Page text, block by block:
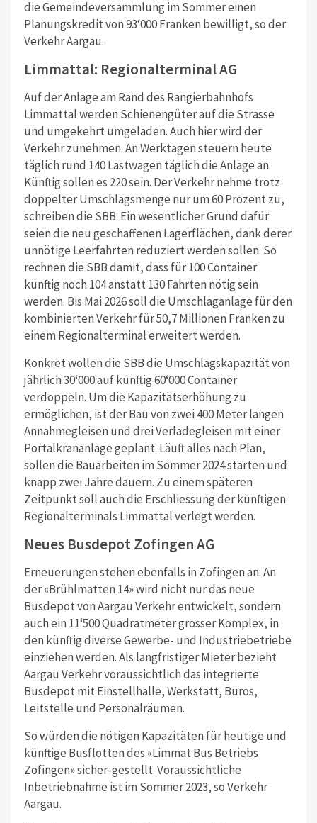
die Gemeindeversammlung im Sommer einen
Planungskredit von 93‘000 Franken bewilligt, so der
Verkehr Aargau.
Limmattal: Regionalterminal AG
Auf der Anlage am Rand des Rangierbahnhofs
Limmattal werden Schienengüter auf die Strasse
und umgekehrt umgeladen. Auch hier wird der
Verkehr zunehmen. An Werktagen steuern heute
täglich rund 140 Lastwagen täglich die Anlage an.
Künftig sollen es 220 sein. Der Verkehr nehme trotz
doppelter Umschlagsmenge nur um 60 Prozent zu,
schreiben die SBB. Ein wesentlicher Grund dafür
seien die neu geschaffenen Lagerflächen, dank derer
unnötige Leerfahrten reduziert werden sollen. So
rechnen die SBB damit, dass für 100 Container
künftig noch 104 anstatt 130 Fahrten nötig sein
werden. Bis Mai 2026 soll die Umschlaganlage für den
kombinierten Verkehr für 50,7 Millionen Franken zu
einem Regionalterminal erweitert werden.
Konkret wollen die SBB die Umschlagskapazität von
jährlich 30‘000 auf künftig 60‘000 Container
verdoppeln. Um die Kapazitätserhöhung zu
ermöglichen, ist der Bau von zwei 400 Meter langen
Annahmegleisen und drei Verladegleisen mit einer
Portalkrananlage geplant. Läuft alles nach Plan,
sollen die Bauarbeiten im Sommer 2024 starten und
knapp zwei Jahre dauern. Zu einem späteren
Zeitpunkt soll auch die Erschliessung der künftigen
Regionalterminals Limmattal verlegt werden.
Neues Busdepot Zofingen AG
Erneuerungen stehen ebenfalls in Zofingen an: An
der «Brühlmatten 14» wird nicht nur das neue
Busdepot von Aargau Verkehr entwickelt, sondern
auch ein 11‘500 Quadratmeter grosser Komplex, in
den künftig diverse Gewerbe- und Industriebetriebe
einziehen werden. Als langfristiger Mieter bezieht
Aargau Verkehr voraussichtlich das integrierte
Busdepot mit Einstellhalle, Werkstatt, Büros,
Leitstelle und Personalräumen.
So würden die nötigen Kapazitäten für heutige und
künftige Busflotten des «Limmat Bus Betriebs
Zofingen» sicher-gestellt. Voraussichtliche
Inbetriebnahme ist im Sommer 2023, so Verkehr
Aargau.